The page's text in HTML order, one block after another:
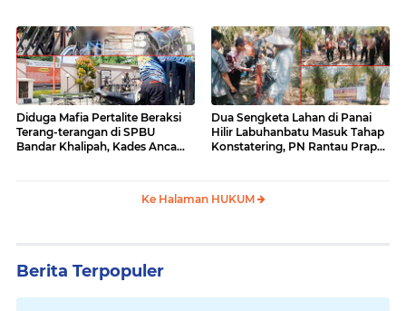
Diduga Mafia Pertalite Beraksi
Terang-terangan di SPBU
Bandar Khalipah, Kades Ancam
Dua Sengketa Lahan di Panai
Hilir Labuhanbatu Masuk Tahap
Konstatering, PN Rantau Prapat
Ke Halaman HUKUM
Berita Terpopuler